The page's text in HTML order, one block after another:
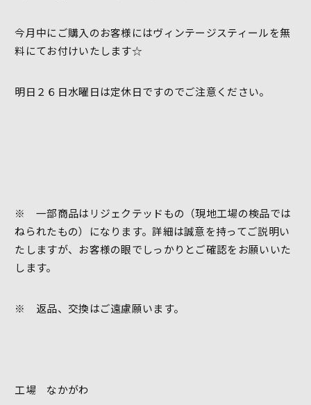
今月中にご購入のお客様にはヴィンテージスティールを無
料にてお付けいたします☆
明日２６日水曜日は定休日ですのでご注意ください。
※ 一部商品はリジェクテッドもの（現地工場の検品では
ねられたもの）になります。詳細は誠意を持ってご説明い
たしますが、お客様の眼でしっかりとご確認をお願いいた
します。
※ 返品、交換はご遠慮願います。
工場 なかがわ